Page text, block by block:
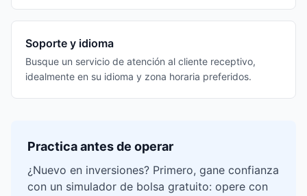
Soporte y idioma
Busque un servicio de atención al cliente receptivo,
idealmente en su idioma y zona horaria preferidos.
Practica antes de operar
¿Nuevo en inversiones? Primero, gane confianza
con un simulador de bolsa gratuito: opere con